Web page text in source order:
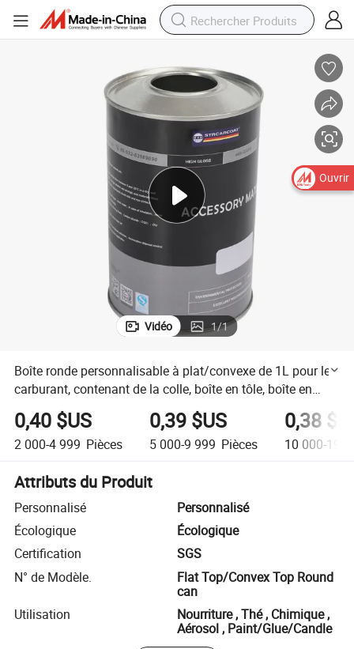
Vidéo 1/1
Boîte ronde personnalisable à plat/convexe de 1L pour le
carburant, contenant de la colle, boîte en tôle, boîte en
métal pour huile, boîte vide pour mastic, cendre, peinture
pour voiture
0,40 $US
2 000-4 999 Pièces
0,39 $US
5 000-9 999 Pièces
0,38
10 000-19
Attributs du Produit
Personnalisé
Personnalisé
Écologique
Écologique
Certification
SGS
N° de Modèle.
Flat Top/Convex Top Round
can
Utilisation
Nourriture , Thé , Chimique ,
Aérosol , Paint/Glue/Candle
Ouvrir